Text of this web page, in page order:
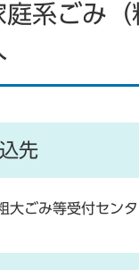
庭系ごみ
先
大ごみ等受付セン